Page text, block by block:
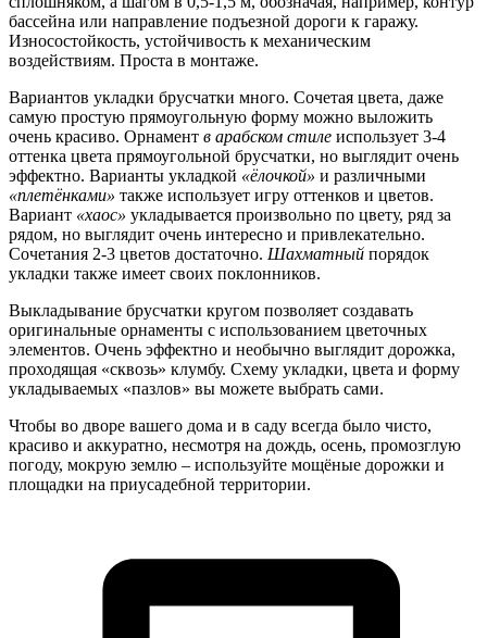
бассейна или направление подъезной дороги к гаражу.
Износостойкость, устойчивость к механическим
воздействиям. Проста в монтаже.
Вариантов укладки брусчатки много. Сочетая цвета, даже
самую простую прямоугольную форму можно выложить
очень красиво. Орнамент в арабском стиле использует 3-4
оттенка цвета прямоугольной брусчатки, но выглядит очень
эффектно. Варианты укладкой «ёлочкой» и различными
«плетёнками» также использует игру оттенков и цветов.
Вариант «хаос» укладывается произвольно по цвету, ряд за
рядом, но выглядит очень интересно и привлекательно.
Сочетания 2-3 цветов достаточно. Шахматный порядок
укладки также имеет своих поклонников.
Выкладывание брусчатки кругом позволяет создавать
оригинальные орнаменты с использованием цветочных
элементов. Очень эффектно и необычно выглядит дорожка,
проходящая «сквозь» клумбу. Схему укладки, цвета и форму
укладываемых «пазлов» вы можете выбрать сами.
Чтобы во дворе вашего дома и в саду всегда было чисто,
красиво и аккуратно, несмотря на дождь, осень, промозглую
погоду, мокрую землю – используйте мощёные дорожки и
площадки на приусадебной территории.